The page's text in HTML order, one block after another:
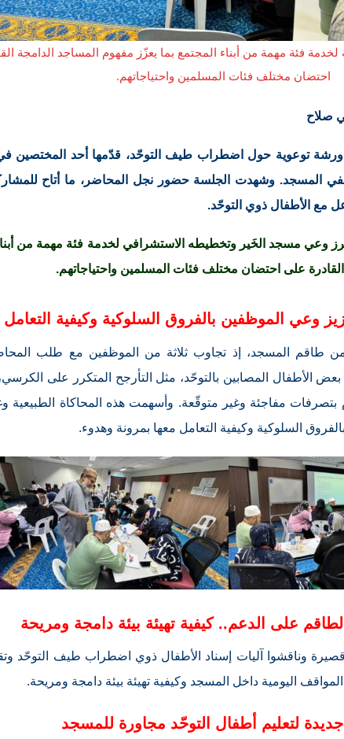
فئة مهمة من أبناء المجتمع بما يعزّز مفهوم المساجد الدامجة
احتضان مختلف فئات المسلمين واحتياجاتهم.
صلاح
المسجد. وشهدت الجلسة حضور نجل المحاضر، ما أتاح
مع الأطفال ذوي التوحّد.
وعي مسجد الخَير وتخطيطه الاستشرافي لخدمة فئة مهمة من
على احتضان مختلف فئات المسلمين واحتياجاتهم.
وعي الموظفين بالفروق السلوكية وكيفية التعامل
طاقم المسجد، إذ تجاوب ثلاثة من الموظفين مع طلب
الأطفال المصابين بالتوحّد، مثل التأرجح المتكرر على
بتصرفات مفاجئة وغير متوقّعة. وأسهمت هذه المحاكاة الطبيعية
السلوكية وكيفية التعامل معها بمرونة وهدوء.
على الدعم.. كيفية تهيئة بيئة دامجة ومريحة
وناقشوا آليات إسناد الأطفال ذوي اضطراب طيف التوحّد
اليومية داخل المسجد وكيفية تهيئة بيئة دامجة ومريحة.
لتعليم أطفال التوحّد مجاورة للمسجد